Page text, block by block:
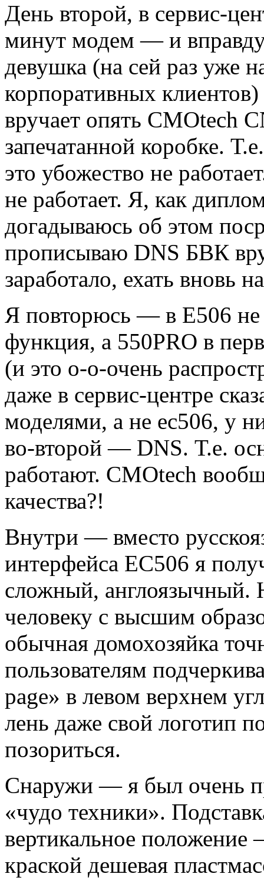
День второй, в сервис-
минут модем — и вправду
девушка (на сей раз уже
корпоративных
вручает опять CMOtech
запечатанной коробке.
это убожество не
не работает. Я, как
догадываюсь об этом
прописываю DNS БВК
заработало, ехать вновь
Я повторюсь — в E506 не
функция, а 550PRO в
(и это о-о-очень
даже в сервис-центре
моделями, а не ec506, у
во-второй — DNS. Т.е.
работают. CMOtech
качества?!
Внутри — вместо
интерфейса EC506 я
сложный, англоязычный.
человеку с высшим
обычная домохозяйка
пользователям
page» в левом верхнем
лень даже свой логотип
позориться.
Снаружи — я был очень
«чудо техники».
вертикальное
краской дешевая